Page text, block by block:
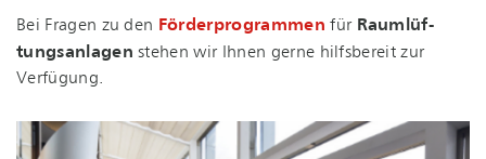
Bei Fragen zu den För­der­pro­gram­men für Raum­lüf­
tungs­an­la­gen stehen wir Ihnen gerne hilfsbereit zur
Verfügung.